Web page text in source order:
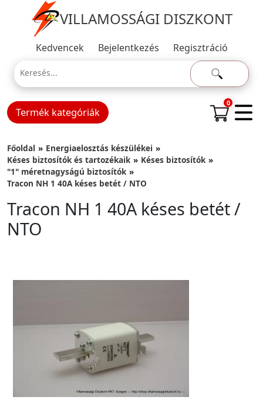
VILLAMOSSÁGI DISZKONT
Kedvencek Bejelentkezés Regisztráció
Termék kategóriák
0
Főoldal
Energiaelosztás készülékei
Késes biztosítók és tartozékaik
Késes biztosítók
"1" méretnagyságú biztosítók
Tracon NH 1 40A késes betét / NTO
Tracon NH 1 40A késes betét /
NTO